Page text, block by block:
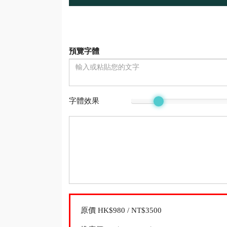
預覽字體
字體效果
原價 HK$980 / NT$3500